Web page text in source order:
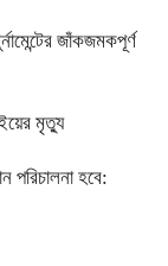
জাঁকজমকপূর্ণ
মৃত্যু
পরিচালনা হবে: